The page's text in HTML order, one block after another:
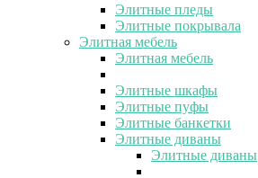
Элитные пледы
Элитные покрывала
Элитная мебель
Элитная мебель
Элитные шкафы
Элитные пуфы
Элитные банкетки
Элитные диваны
Элитные диваны